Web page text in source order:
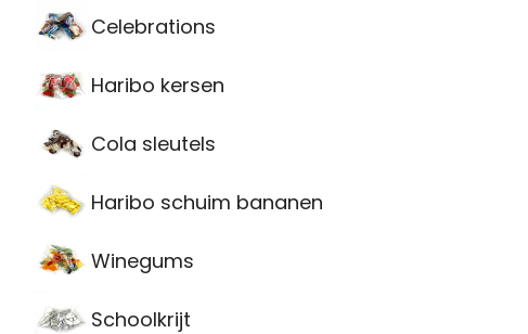
Celebrations
Haribo kersen
Cola sleutels
Haribo schuim bananen
Winegums
Schoolkrijt